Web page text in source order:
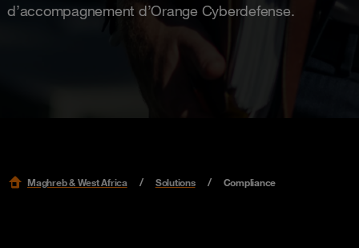
d’accompagnement d’Orange Cyberdefense.
Maghreb & West Africa Solutions Compliance